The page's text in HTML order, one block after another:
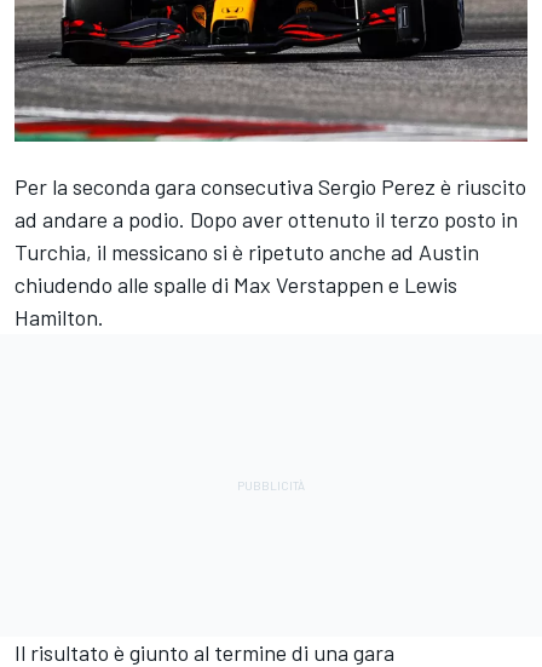
Per la seconda gara consecutiva Sergio Perez è riuscito
ad andare a podio. Dopo aver ottenuto il terzo posto in
Turchia, il messicano si è ripetuto anche ad Austin
chiudendo alle spalle di Max Verstappen e Lewis
Hamilton.
Il risultato è giunto al termine di una gara